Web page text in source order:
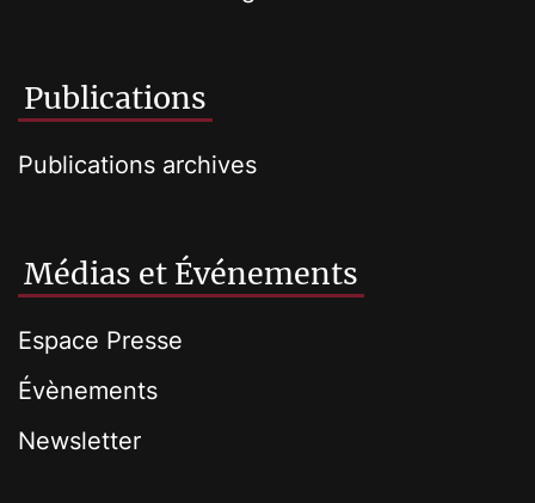
Publications
Publications archives
Médias et Événements
Espace Presse
Évènements
Newsletter